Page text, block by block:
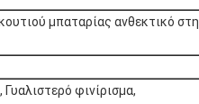
μπαταρίας ανθεκτικό στη
φινίρισμα,